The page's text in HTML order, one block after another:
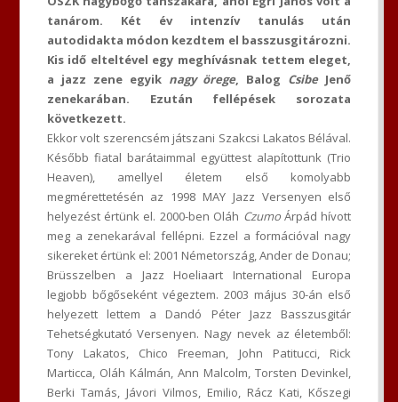
tanárom. Két év intenzív tanulás után
autodidakta módon kezdtem el basszusgitározni.
Kis idő elteltével egy meghívásnak tettem eleget,
a jazz zene egyik nagy örege, Balog CsibeJenő
zenekarában. Ezután fellépések sorozata
következett.
Ekkor volt szerencsém játszani Szakcsi Lakatos Bélával.
Később fiatal barátaimmal együttest alapítottunk (Trio
Heaven), amellyel életem első komolyabb
megmérettetésén az 1998 MAY Jazz Versenyen első
helyezést értünk el. 2000-ben Oláh CzumoÁrpád hívott
meg a zenekarával fellépni. Ezzel a formációval nagy
sikereket értünk el: 2001 Németország, Ander de Donau;
Brüsszelben a Jazz Hoeliaart International Europa
legjobb bőgőseként végeztem. 2003 május 30-án első
helyezett lettem a Dandó Péter Jazz Basszusgitár
Tehetségkutató Versenyen. Nagy nevek az életemből:
Tony Lakatos, Chico Freeman, John Patitucci, Rick
Marticca, Oláh Kálmán, Ann Malcolm, Torsten Devinkel,
Berki Tamás, Jávori Vilmos, Emilio, Rácz Kati, Kőszegi